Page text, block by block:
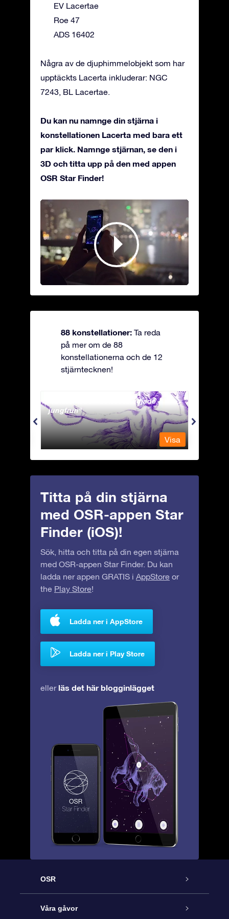
EV Lacertae
Roe 47
ADS 16402
Några av de djuphimmelobjekt som har
upptäckts Lacerta inkluderar: NGC
7243, BL Lacertae.
Du kan nu namnge din stjärna i
konstellationen Lacerta med bara ett
par klick. Namnge stjärnan, se den i
3D och titta upp på den med appen
OSR Star Finder!
88 konstellationer: Ta reda
på mer om de 88
konstellationerna och de 12
stjärntecknen!
Andromeda - Den fastkedjade
jungfrun
Visa
Titta på din stjärna
med OSR-appen Star
Finder (iOS)!
Sök, hitta och titta på din egen stjärna
med OSR-appen Star Finder. Du kan
ladda ner appen GRATIS i AppStore or
the Play Store!
Ladda ner i AppStore
Ladda ner i Play Store
eller läs det här blogginlägget
OSR
Kundtjänst
Våra gåvor